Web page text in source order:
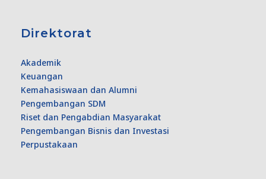
Direktorat
Akademik
Keuangan
Kemahasiswaan dan Alumni
Pengembangan SDM
Riset dan Pengabdian Masyarakat
Pengembangan Bisnis dan Investasi
Perpustakaan